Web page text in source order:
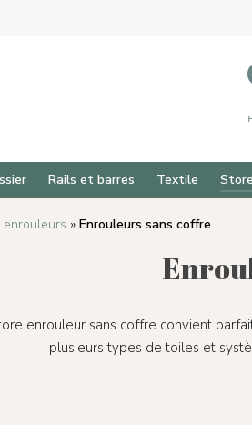
Rails et barres Textile
enrouleurs » Enrouleurs sans coffre
enrouleur sans coffre convient
plusieurs types de toiles et